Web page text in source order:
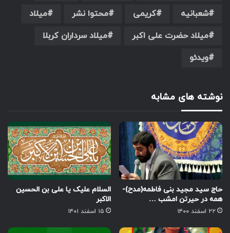
شعبانیه
کریمی محتوا نشر
میلاد
میلاد حضرت علی اکبر
میلاد سرداران کربلا
ویدئو
نوشته های مشابه
حاج سید مجید بنی فاطمه(مدح)-
همه در حیرتن امشب …
۲۲ اسفند ۱۴۰۰
السلام علیک یا علی بن الحسین
الاکبر
۱۵ اسفند ۱۴۰۱